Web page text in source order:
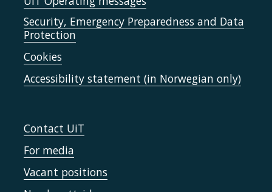
Security, Emergency Preparedness and Data
Protection
Cookies
Accessibility statement (in Norwegian only)
Contact UiT
For media
Vacant positions